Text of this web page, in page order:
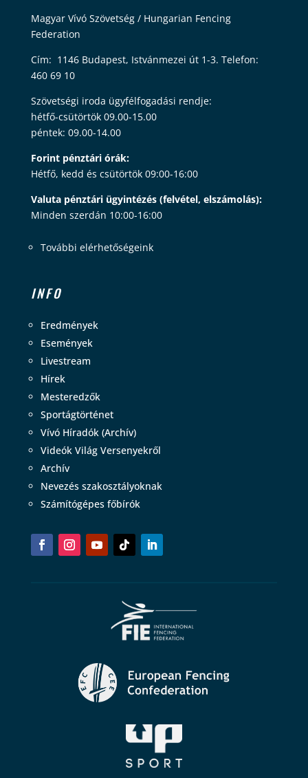
Magyar Vívó Szövetség / Hungarian Fencing
Federation
Cím: 1146 Budapest, Istvánmezei út 1-3. Telefon:
460 69 10
Szövetségi iroda ügyfélfogadási rendje:
hétfő-csütörtök 09.00-15.00
péntek: 09.00-14.00
Forint pénztári órák:
Hétfő, kedd és csütörtök 09:00-16:00
Valuta pénztári ügyintézés (felvétel, elszámolás):
Minden szerdán 10:00-16:00
További elérhetőségeink
INFO
Eredmények
Események
Livestream
Hírek
Mesteredzők
Sportágtörténet
Vívó Híradók (Archív)
Videók Világ Versenyekről
Archív
Nevezés szakosztályoknak
Számítógépes főbírók